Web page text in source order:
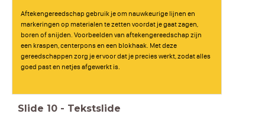
Aftekengereedschap gebruik je om nauwkeurige lijnen en
markeringen op materialen te zetten voordat je gaat zagen,
boren of snijden. Voorbeelden van aftekengereedschap zijn
een kraspen, centerpons en een blokhaak. Met deze
gereedschappen zorg je ervoor dat je precies werkt, zodat alles
goed past en netjes afgewerkt is.
Slide 10 - Tekstslide